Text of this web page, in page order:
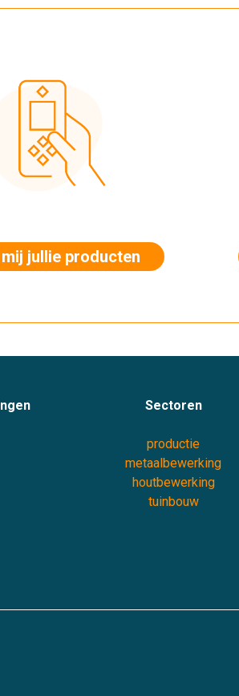
jullie producten
Sectoren
productie
metaalbewerking
houtbewerking
tuinbouw